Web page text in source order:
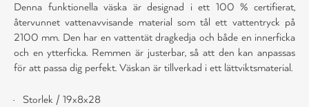
Denna funktionella väska är designad i ett 100 % certifierat,
återvunnet vattenavvisande material som tål ett vattentryck på
2100 mm. Den har en vattentät dragkedja och både en innerficka
och en ytterficka. Remmen är justerbar, så att den kan anpassas
för att passa dig perfekt. Väskan är tillverkad i ett lättviktsmaterial.
Storlek / 19x8x28